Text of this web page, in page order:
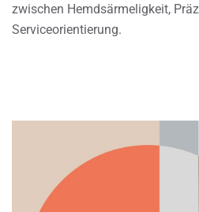
zwischen Hemdsärmeligkeit,
Serviceorientierung.